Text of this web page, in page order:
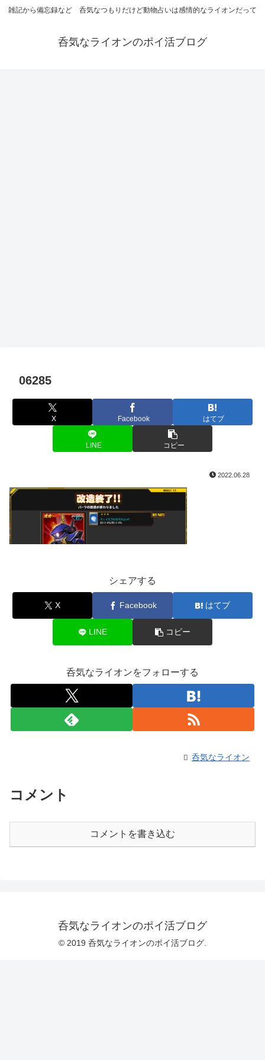
雑記から備忘録など 呑気なつもりだけど動物占いは感情的なライオンだって
呑気なライオンのポイ活ブログ
06285
X Facebook はてブ
LINE コピー
2022.06.28
シェアする
X Facebook はてブ
LINE コピー
呑気なライオンをフォローする
呑気なライオン
コメント
コメントを書き込む
呑気なライオンのポイ活ブログ
© 2019 呑気なライオンのポイ活ブログ.